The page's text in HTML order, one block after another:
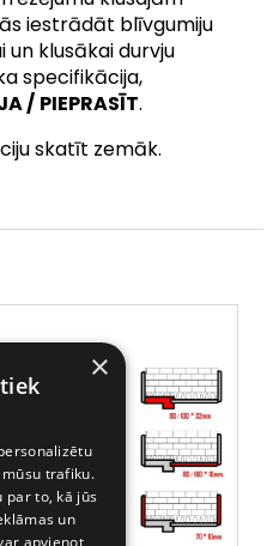
iestrādāt blīvgumiju
un klusākai durvju
specifikācija,
/ PIEPRASĪT.
skatīt zemāk.
×
trafiku.
par to, kā jūs
un
apvienot